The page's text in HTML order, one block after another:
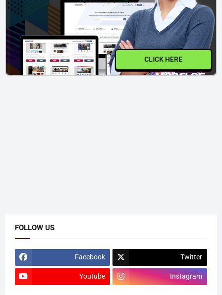
CLICK HERE
FOLLOW US
Facebook Twitter
Youtube Instagram